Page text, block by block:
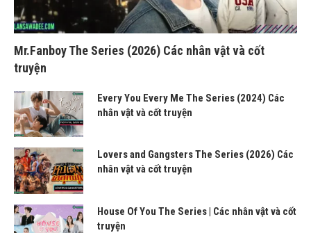
Mr.Fanboy The Series (2026) Các nhân vật và cốt
truyện
Every You Every Me The Series (2024) Các
nhân vật và cốt truyện
Lovers and Gangsters The Series (2026) Các
nhân vật và cốt truyện
House Of You The Series | Các nhân vật và cốt
truyện